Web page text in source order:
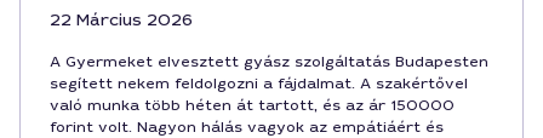
22 Március 2026
A Gyermeket elvesztett gyász szolgáltatás Budapesten
segített nekem feldolgozni a fájdalmat. A szakértővel
való munka több héten át tartott, és az ár 150000
forint volt. Nagyon hálás vagyok az empátiáért és